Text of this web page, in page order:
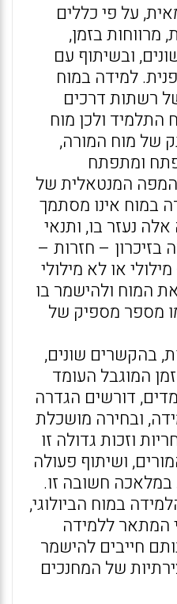
על פי כללים
מרווחות בזמן,
ובשיתוף עם
למידה במוח
רשתות דרכים
התלמיד ולכן מוח
של מוח המורה,
ומתפתח
המנטאלית של
במוח אינו מסתמך
נעזר בו, ותנאי
– חזרות –
או לא מילולי
המוח ולהישמר בו
מספר מספיק של
בהקשרים שונים,
המוגבל העומד
דורשים הגדרה
ובחירה מושכלת
וזכות גדולה זו
ושיתוף פעולה
במלאכה חשובה זו.
במוח הביולוגי,
המתאר ללמידה
חייבים להישמר
של המחנכים